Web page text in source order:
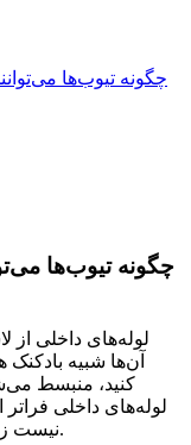
چگونه تیوب‌ها
چگونه تیوب‌ها
لوله‌های داخلی از
آن‌ها شبیه بادکنک
کنید، منبسط
لوله‌های داخلی
نیست زیرا لوله‌ها با کشیده شدن ضعیف‌تر می‌شوند.